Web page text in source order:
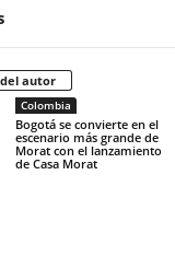
del autor
Colombia
Bogotá se convierte en el
escenario más grande de
Morat con el lanzamiento
de Casa Morat